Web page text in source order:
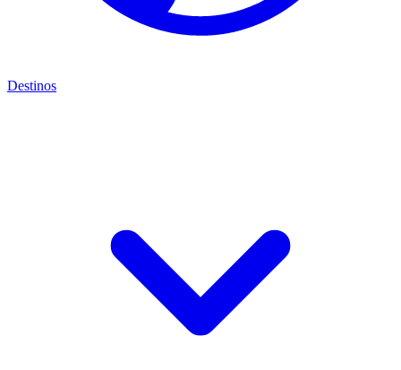
Destinos